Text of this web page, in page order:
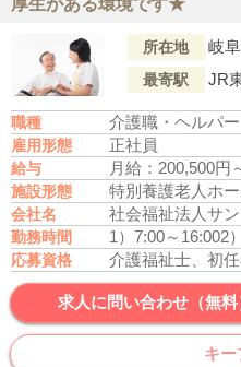
厚生がある環境です★
所在地 岐
最寄駅
職種 介護職・ヘルパー
雇用形態 正社員
給与 月給：200,500円
施設形態 特別養護老人ホー
会社名 社会福祉法人サ
勤務時間 1）7:00～16:002
応募資格
求人に問い合わせ（無料
キー